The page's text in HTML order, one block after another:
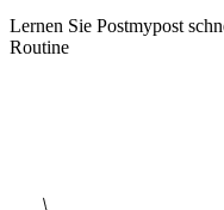
Lernen Sie Postmypost
Routine